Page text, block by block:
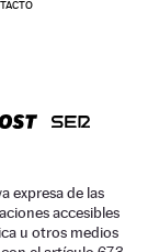
expresa de las
accesibles
u otros medios